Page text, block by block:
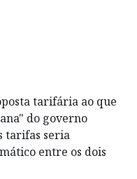
tarifária ao que
do governo
tarifas seria
entre os dois